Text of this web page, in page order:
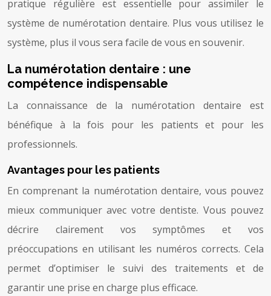
pratique régulière est essentielle pour assimiler le
système de numérotation dentaire. Plus vous utilisez le
système, plus il vous sera facile de vous en souvenir.
La numérotation dentaire : une
compétence indispensable
La connaissance de la numérotation dentaire est
bénéfique à la fois pour les patients et pour les
professionnels.
Avantages pour les patients
En comprenant la numérotation dentaire, vous pouvez
mieux communiquer avec votre dentiste. Vous pouvez
décrire clairement vos symptômes et vos
préoccupations en utilisant les numéros corrects. Cela
permet d’optimiser le suivi des traitements et de
garantir une prise en charge plus efficace.